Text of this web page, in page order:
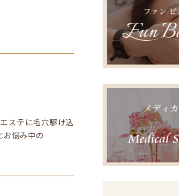
ステに毛穴駆け込
お悩み中の